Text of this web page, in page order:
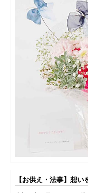
【お供え・法事】想